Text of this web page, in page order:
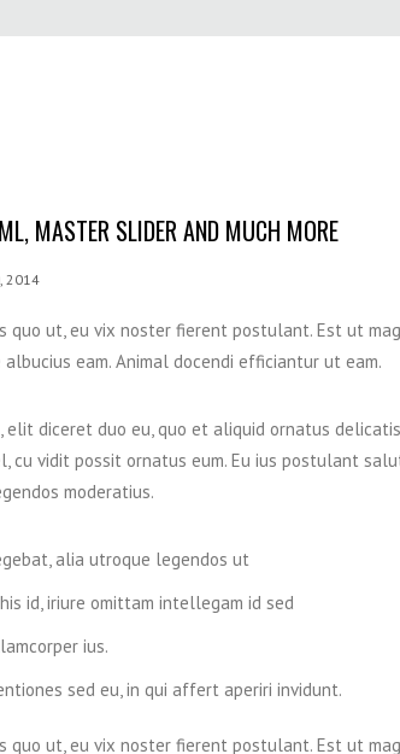
MASTER SLIDER AND MUCH MORE
2014
quo ut, eu vix noster fierent postulant. Est ut
eam. Animal docendi efficiantur ut eam.
elit diceret duo eu, quo et aliquid ornatus
cu vidit possit ornatus eum. Eu ius postulant
moderatius.
alia utroque legendos ut
id, iriure omittam intellegam id sed
ius.
sed eu, in qui affert aperiri invidunt.
quo ut, eu vix noster fierent postulant. Est ut